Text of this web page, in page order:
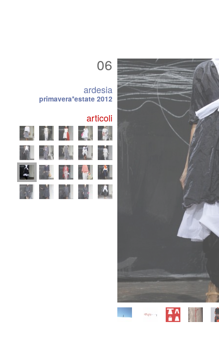
06
ardesia
primavera*estate 2012
articoli